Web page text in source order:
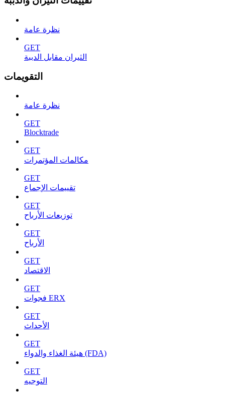
نظرة عامة
GET
الثيران مقابل الدببة
التقويمات
نظرة عامة
GET
Blocktrade
GET
مكالمات المؤتمرات
GET
تقييمات الإجماع
GET
توزيعات الأرباح
GET
الأرباح
GET
الاقتصاد
GET
فجوات ERX
GET
الأحداث
GET
هيئة الغذاء والدواء (FDA)
GET
التوجيه